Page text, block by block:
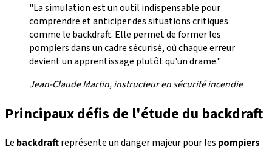
"La simulation est un outil indispensable pour
comprendre et anticiper des situations critiques
comme le backdraft. Elle permet de former les
pompiers dans un cadre sécurisé, où chaque erreur
devient un apprentissage plutôt qu'un drame."
Jean-Claude Martin, instructeur en sécurité incendie
Principaux défis de l'étude du backdraft
Le backdraftreprésente un danger majeur pour les pompiers